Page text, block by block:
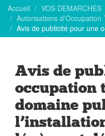
Accueil VOS DEMARCHES
Autorisations d’Occupation
Avis de publicité pour une
Avis de
occupation
domaine